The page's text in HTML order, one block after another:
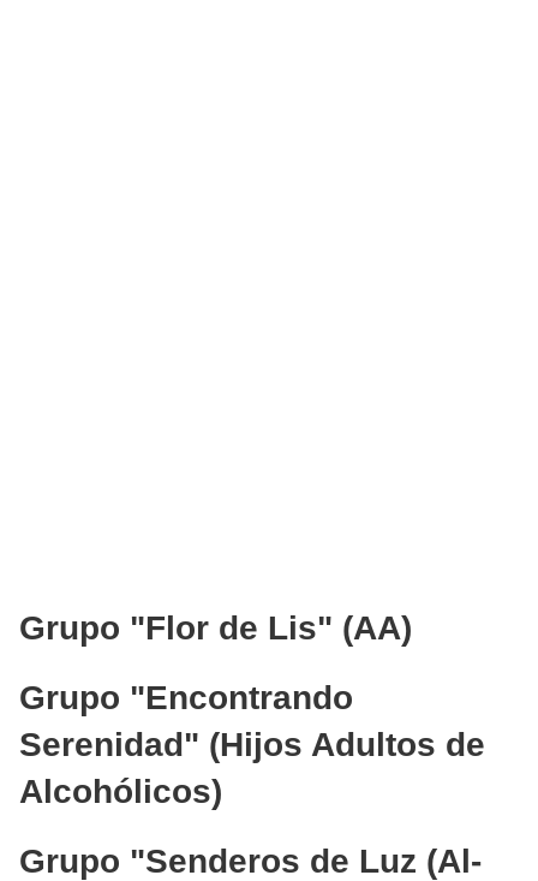
Grupo "Flor de Lis" (AA)
Grupo "Encontrando
Serenidad" (Hijos Adultos de
Alcohólicos)
Grupo "Senderos de Luz (Al-